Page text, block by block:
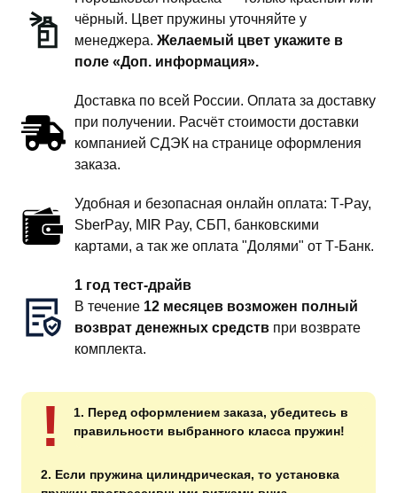
чёрный. Цвет пружины уточняйте у
менеджера. Желаемый цвет укажите в
поле «Доп. информация».
Доставка по всей России. Оплата за доставку
при получении. Расчёт стоимости доставки
компанией СДЭК на странице оформления
заказа.
Удобная и безопасная онлайн оплата: T‑Pay,
SberPay, MIR Pay, СБП, банковскими
картами, а так же оплата "Долями" от Т-Банк.
1 год тест-драйв
В течение 12 месяцев возможен полный
возврат денежных средств при возврате
комплекта.
!
1. Перед оформлением заказа, убедитесь в
правильности выбранного класса пружин!
2. Если пружина цилиндрическая, то установка